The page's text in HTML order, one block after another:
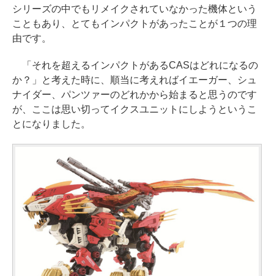
シリーズの中でもリメイクされていなかった機体という
こともあり、とてもインパクトがあったことが１つの理
由です。
「それを超えるインパクトがあるCASはどれになるの
か？」と考えた時に、順当に考えればイエーガー、シュ
ナイダー、パンツァーのどれかから始まると思うのです
が、ここは思い切ってイクスユニットにしようというこ
とになりました。